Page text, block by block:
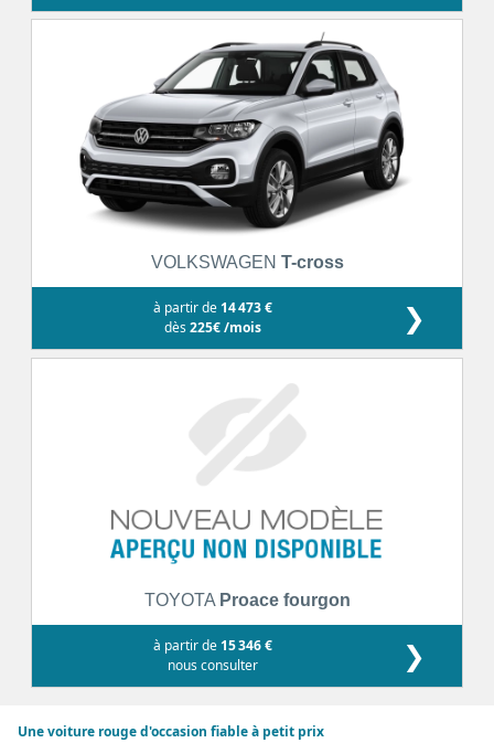
VOLKSWAGEN T-cross
à partir de 14 473 €
dès225€ /mois ❯
TOYOTA Proace fourgon
à partir de 15 346 €
nous consulter
❯
Une voiture rouge d'occasion fiable à petit prix